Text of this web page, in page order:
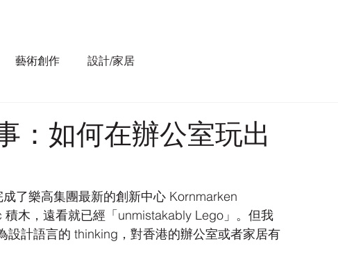
藝術創作 設計/家居
：如何在辦公室玩出
了樂高集團最新的創新中心 Kornmarken
木，遠看就已經「unmistakably Lego」。但我
設計語言的 thinking，對香港的辦公室或者家居有